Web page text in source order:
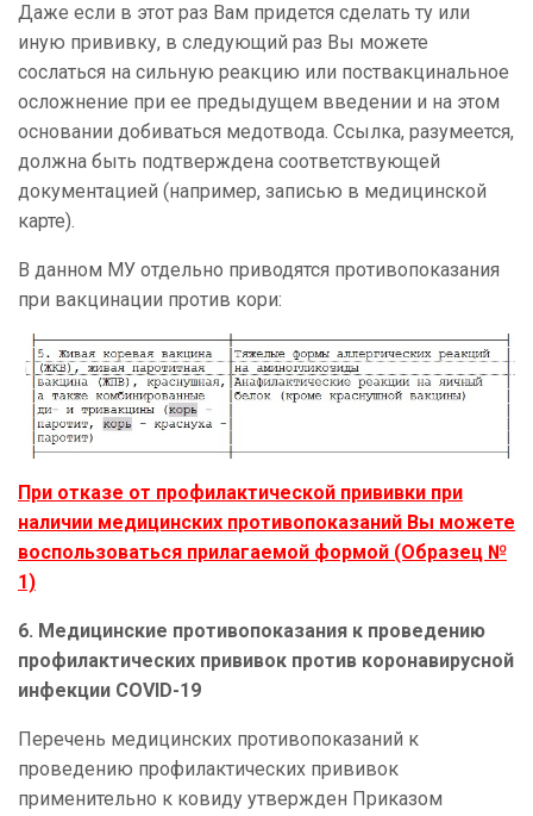
Даже если в этот раз Вам придется сделать ту или
иную прививку, в следующий раз Вы можете
сослаться на сильную реакцию или поствакцинальное
осложнение при ее предыдущем введении и на этом
основании добиваться медотвода. Ссылка, разумеется,
должна быть подтверждена соответствующей
документацией (например, записью в медицинской
карте).
В данном МУ отдельно приводятся противопоказания
при вакцинации против кори:
При отказе от профилактической прививки при
наличии медицинских противопоказаний Вы можете
воспользоваться прилагаемой формой (Образец №
1)
6. Медицинские противопоказания к проведению
профилактических прививок против коронавирусной
инфекции COVID-19
Перечень медицинских противопоказаний к
проведению профилактических прививок
применительно к ковиду утвержден Приказом